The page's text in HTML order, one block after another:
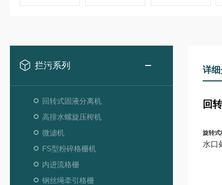
拦污系列
回转式固液分离机
高排水螺旋压榨机
微滤机
FS型粉碎格栅机
内进流格栅
钢丝绳牵引格栅
详
回
旋转式
水口